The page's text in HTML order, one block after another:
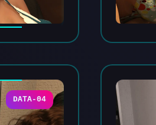
DATA-04